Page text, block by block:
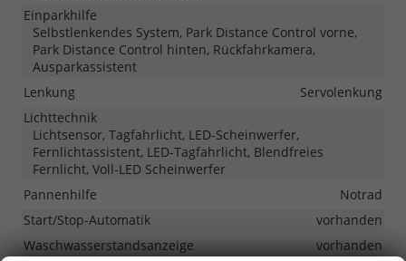
Einparkhilfe
Selbstlenkendes System, Park Distance Control vorne,
Park Distance Control hinten, Rückfahrkamera,
Ausparkassistent
Lenkung
Servolenkung
Lichttechnik
Lichtsensor, Tagfahrlicht, LED-Scheinwerfer,
Fernlichtassistent, LED-Tagfahrlicht, Blendfreies
Fernlicht, Voll-LED Scheinwerfer
Pannenhilfe
Notrad
Start/Stop-Automatik
vorhanden
Waschwasserstandsanzeige
vorhanden